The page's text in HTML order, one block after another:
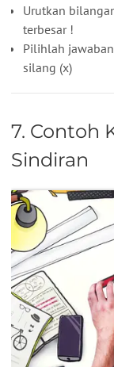
Urutkan
terbesar !
Pilihlah
silang (x)
7. Contoh
Sindiran